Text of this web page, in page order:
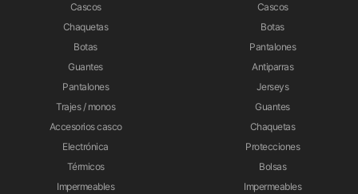
Cascos
Chaquetas
Botas
Guantes
Pantalones
Trajes / monos
Accesorios casco
Electrónica
Térmicos
Impermeables
Cascos
Botas
Pantalones
Antiparras
Jerseys
Guantes
Chaquetas
Protecciones
Bolsas
Impermeables